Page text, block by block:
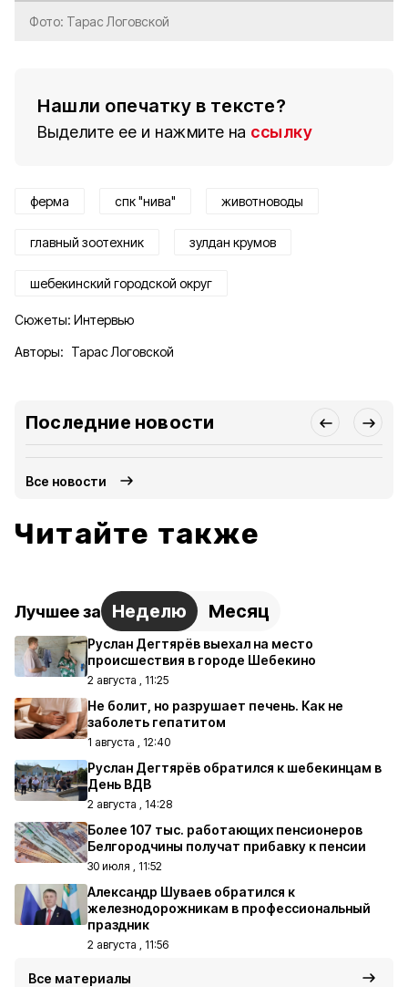
Фото: Тарас Логовской
Нашли опечатку в тексте?
Выделите ее и нажмите на ссылку
ферма спк "нива" животноводы
главный зоотехник зулдан крумов
шебекинский городской округ
Сюжеты: Интервью
Авторы: Тарас Логовской
Последние новости
Все новости
Читайте также
Лучшее за Неделю Месяц
Руслан Дегтярёв выехал на место
происшествия в городе Шебекино
2 августа , 11:25
Не болит, но разрушает печень. Как не
заболеть гепатитом
1 августа , 12:40
Руслан Дегтярёв обратился к шебекинцам в
День ВДВ
2 августа , 14:28
Более 107 тыс. работающих пенсионеров
Белгородчины получат прибавку к пенсии
30 июля , 11:52
Александр Шуваев обратился к
железнодорожникам в профессиональный
праздник
2 августа , 11:56
Все материалы